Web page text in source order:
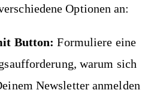
Optionen an:
Button: Formuliere eine
warum sich
Newsletter anmelden